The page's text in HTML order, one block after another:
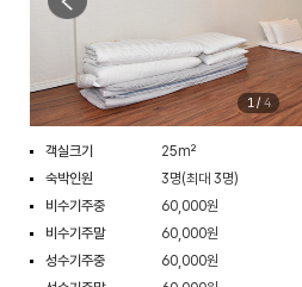
1 / 4
객실크기
25m²
숙박인원
3명(최대 3명)
비수기주중
60,000원
비수기주말
60,000원
성수기주중
60,000원